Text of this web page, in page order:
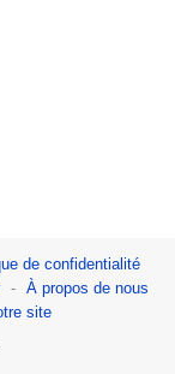
de confidentialité
À propos de nous
site